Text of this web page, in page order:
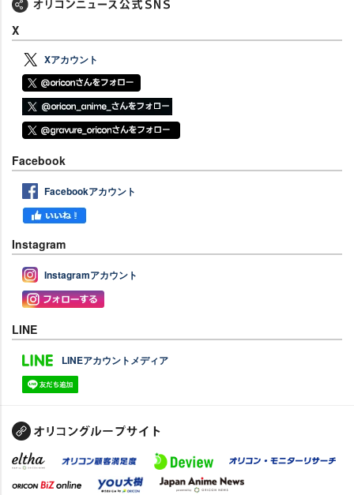
X
Xアカウント
Facebook
Facebookアカウント
Instagram
Instagramアカウント
LINE
LINEアカウントメディア